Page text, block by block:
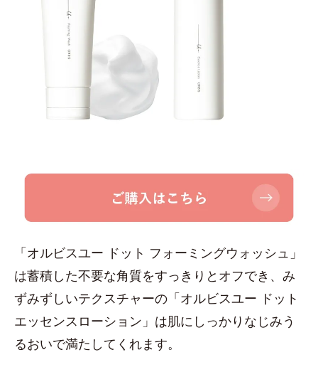
「オルビスユー ドット フォーミングウォッシュ」
は蓄積した不要な角質をすっきりとオフでき、み
ずみずしいテクスチャーの「オルビスユー ドット
エッセンスローション」は肌にしっかりなじみう
るおいで満たしてくれます。